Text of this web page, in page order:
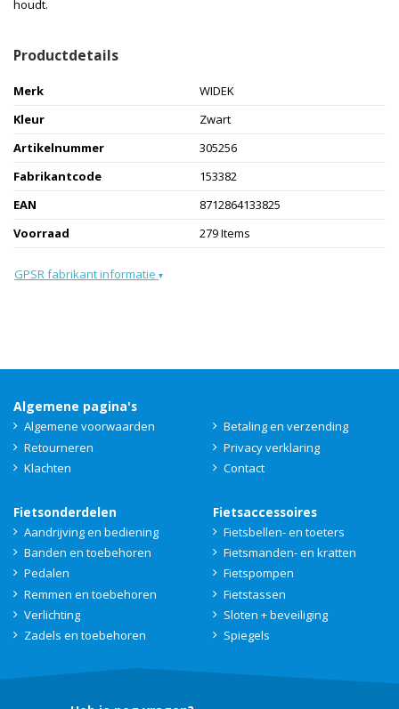
houdt.
Productdetails
Merk
WIDEK
Kleur
Zwart
Artikelnummer
305256
Fabrikantcode
153382
EAN
8712864133825
Voorraad
279 Items
GPSR fabrikant informatie ▾
Algemene pagina's
Algemene voorwaarden
Betaling en verzending
Retourneren
Privacy verklaring
Klachten
Contact
Fietsonderdelen
Aandrijving en bediening
Banden en toebehoren
Pedalen
Remmen en toebehoren
Verlichting
Zadels en toebehoren
Fietsaccessoires
Fietsbellen- en toeters
Fietsmanden- en kratten
Fietspompen
Fietstassen
Sloten + beveiliging
Spiegels